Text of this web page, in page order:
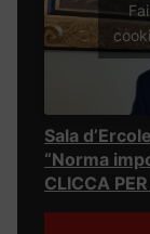
Sala
“Norma
CLICCA